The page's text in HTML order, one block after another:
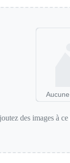
des images à